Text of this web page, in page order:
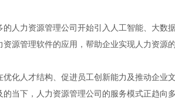
人力资源管理公司开始引入人工智能、大数
源管理软件的应用，帮助企业实现人力资源
化人才结构、促进员工创新能力及推动企业
当下，人力资源管理公司的服务模式正趋向